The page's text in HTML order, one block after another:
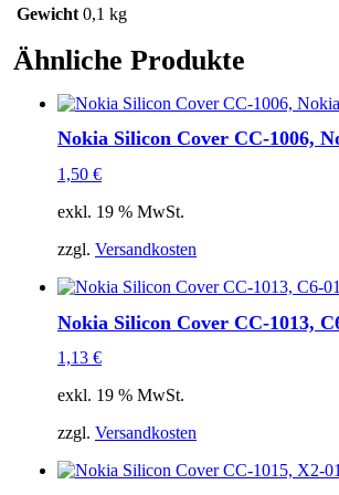
6085,
white,
Blister
Menge
Gewicht 0,1 kg
Ähnliche Produkte
Nokia Silicon Cover CC-1006,
1,50 €
exkl. 19 % MwSt.
zzgl. Versandkosten
Nokia Silicon Cover CC-1013,
1,13 €
exkl. 19 % MwSt.
zzgl. Versandkosten